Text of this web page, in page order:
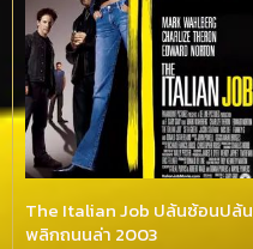
The Italian Job ปล้นซ้อนปล้น
พลิกถนนล่า 2003